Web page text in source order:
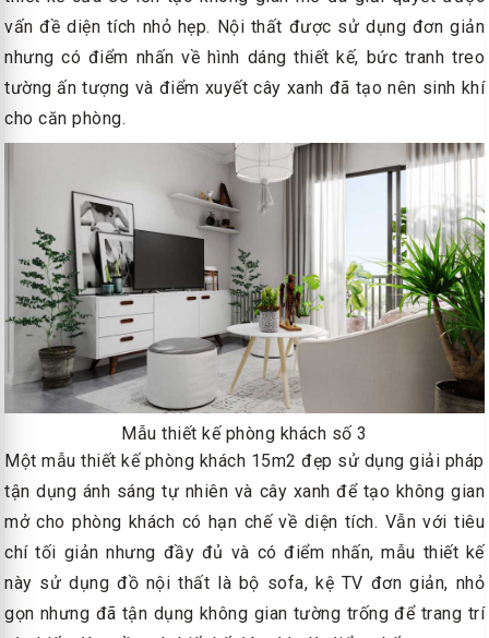
vấn đề diện tích nhỏ hẹp. Nội thất được sử dụng đơn giản
nhưng có điểm nhấn về hình dáng thiết kế, bức tranh treo
tường ấn tượng và điểm xuyết cây xanh đã tạo nên sinh khí
cho căn phòng.
Mẫu thiết kế phòng khách số 3
Một mẫu thiết kế phòng khách 15m2 đẹp sử dụng giải pháp
tận dụng ánh sáng tự nhiên và cây xanh để tạo không gian
mở cho phòng khách có hạn chế về diện tích. Vẫn với tiêu
chí tối giản nhưng đầy đủ và có điểm nhấn, mẫu thiết kế
này sử dụng đồ nội thất là bộ sofa, kệ TV đơn giản, nhỏ
gọn nhưng đã tận dụng không gian tường trống để trang trí